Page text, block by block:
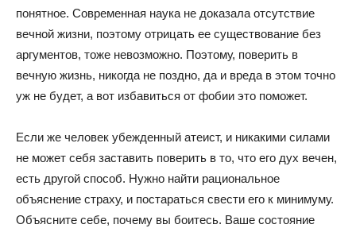
понятное. Современная наука не доказала отсутствие
вечной жизни, поэтому отрицать ее существование без
аргументов, тоже невозможно. Поэтому, поверить в
вечную жизнь, никогда не поздно, да и вреда в этом точно
уж не будет, а вот избавиться от фобии это поможет.
Если же человек убежденный атеист, и никакими силами
не может себя заставить поверить в то, что его дух вечен,
есть другой способ. Нужно найти рациональное
объяснение страху, и постараться свести его к минимуму.
Объясните себе, почему вы боитесь. Ваше состояние